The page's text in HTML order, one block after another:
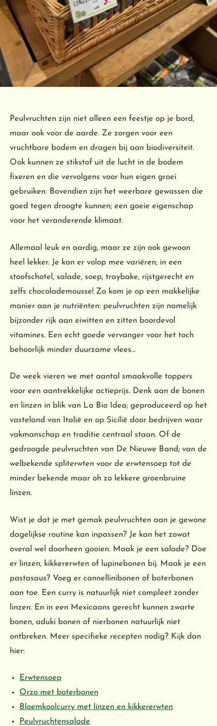
Peulvruchten zijn niet alleen een feestje op je bord,
maar ook voor de aarde. Ze zorgen voor een
vruchtbare bodem en dragen bij aan biodiversiteit.
Ook kunnen ze stikstof uit de lucht in de bodem
fixeren en die vervolgens voor hun eigen groei
gebruiken. Bovendien zijn het weerbare gewassen die
goed tegen droogte kunnen; een goeie eigenschap
voor het veranderende klimaat.
Allemaal leuk en aardig, maar ze zijn ook gewoon
heel lekker. Je kan er volop mee variëren; in een
stoofschotel, salade, soep, traybake, rijstgerecht en
zelfs chocolademousse! Zo kom je op een makkelijke
manier aan je nutriënten: peulvruchten zijn namelijk
bijzonder rijk aan eiwitten en zitten boordevol
vitamines. Een echt goede vervanger voor het toch
behoorlijk minder duurzame vlees…
De week vieren we met aantal smaakvolle toppers
voor een aantrekkelijke actieprijs. Denk aan de bonen
en linzen in blik van La Bio Idea; geproduceerd op het
vasteland van Italië en op Sicilië door bedrijven waar
vakmanschap en traditie centraal staan. Of de
gedroogde peulvruchten van De Nieuwe Band; van de
welbekende spliterwten voor de erwtensoep tot de
minder bekende maar oh zo lekkere groenbruine
linzen.
Wist je dat je met gemak peulvruchten aan je gewone
dagelijkse routine kan inpassen? Je kan het zowat
overal wel doorheen gooien. Maak je een salade? Doe
er linzen, kikkererwten of lupinebonen bij. Maak je een
pastasaus? Voeg er cannellinibonen of boterbonen
aan toe. Een curry is natuurlijk niet compleet zonder
linzen. En in een Mexicaans gerecht kunnen zwarte
bonen, aduki bonen of nierbonen natuurlijk niet
ontbreken. Meer specifieke recepten nodig? Kijk dan
hier:
Erwtensoep
Orzo met boterbonen
Bloemkoolcurry met linzen en kikkererwten
Peulvruchtensalade